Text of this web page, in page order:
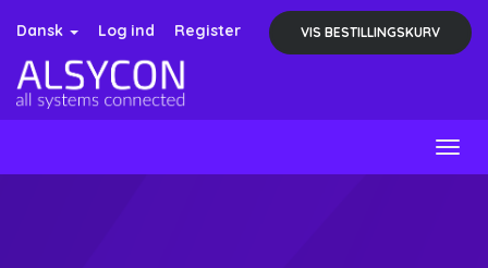
Dansk Log ind Register VIS BESTILLINGSKURV